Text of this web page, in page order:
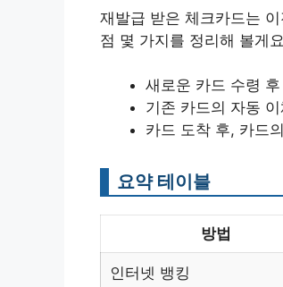
재발급 받은 체크카드는
점 몇 가지를 정리해 볼게
새로운 카드 수령
기존 카드의 자동
카드 도착 후, 카드
요약 테이블
방법
인터넷 뱅킹